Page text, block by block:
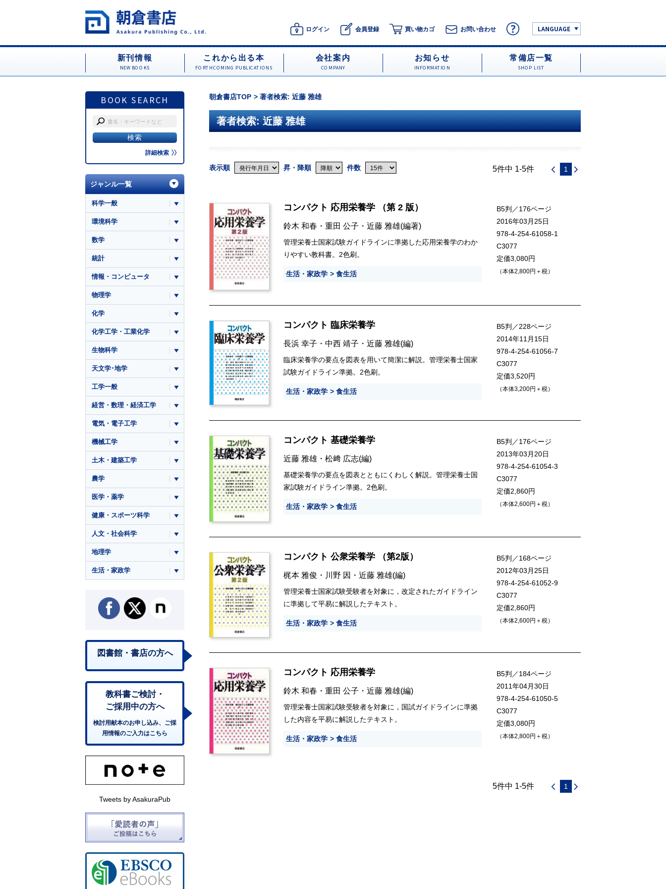
ログイン 会員登録 買い物カゴ お問い合わせ LANGUAGE
新刊情報
NEW BOOKS
これから出る本
FORTHCOMING PUBLICATIONS
会社案内
COMPANY
お知らせ
INFORMATION
常備店一覧
SHOP LIST
BOOK SEARCH
詳細検索
朝倉書店TOP 著者検索: 近藤 雅雄
著者検索: 近藤 雅雄
表示順 昇・降順 件数 5件中 1-5件 1
コンパクト 応用栄養学 （第 2 版）
鈴木 和春 ・ 重田 公子 ・ 近藤 雅雄(編著)
管理栄養士国家試験ガイドラインに準拠した応用栄養学のわか
りやすい教科書。2色刷。
生活・家政学 食生活
B5判／176ページ
2016年03月25日
978-4-254-61058-1
C3077
定価3,080円
（本体2,800円＋税）
コンパクト 臨床栄養学
長浜 幸子 ・ 中西 靖子 ・ 近藤 雅雄(編)
臨床栄養学の要点を図表を用いて簡潔に解説。管理栄養士国家
試験ガイドライン準拠。2色刷。
生活・家政学 食生活
B5判／228ページ
2014年11月15日
978-4-254-61056-7
C3077
定価3,520円
（本体3,200円＋税）
コンパクト 基礎栄養学
近藤 雅雄 ・ 松﨑 広志(編)
基礎栄養学の要点を図表とともにくわしく解説。管理栄養士国
家試験ガイドライン準拠。2色刷。
生活・家政学 食生活
B5判／176ページ
2013年03月20日
978-4-254-61054-3
C3077
定価2,860円
（本体2,600円＋税）
コンパクト 公衆栄養学 （第2版）
梶本 雅俊 ・ 川野 因 ・ 近藤 雅雄(編)
管理栄養士国家試験受験者を対象に，改定されたガイドライン
に準拠して平易に解説したテキスト。
生活・家政学 食生活
B5判／168ページ
2012年03月25日
978-4-254-61052-9
C3077
定価2,860円
（本体2,600円＋税）
コンパクト 応用栄養学
鈴木 和春 ・ 重田 公子 ・ 近藤 雅雄(編)
管理栄養士国家試験受験者を対象に，国試ガイドラインに準拠
した内容を平易に解説したテキスト。
生活・家政学 食生活
B5判／184ページ
2011年04月30日
978-4-254-61050-5
C3077
定価3,080円
（本体2,800円＋税）
5件中 1-5件 1
ジャンル一覧
科学一般
環境科学
数学
統計
情報・コンピュータ
物理学
化学
化学工学・工業化学
生物科学
天文学･地学
工学一般
経営・数理・経済工学
電気・電子工学
機械工学
土木・建築工学
農学
医学・薬学
健康・スポーツ科学
人文・社会科学
地理学
生活・家政学
図書館・書店の方へ
教科書ご検討・
ご採用中の方へ
検討用献本のお申し込み、ご採
用情報のご入力はこちら
Tweets by AsakuraPub